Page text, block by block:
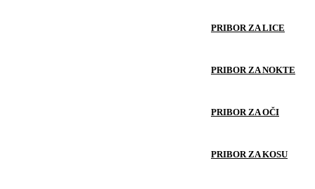
PRIBOR ZA LICE
PRIBOR ZA NOKTE
PRIBOR ZA OČI
PRIBOR ZA KOSU